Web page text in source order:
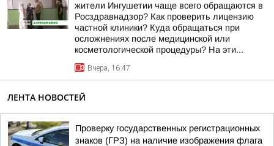
жители Ингушетии чаще всего обращаются в
Росздравнадзор? Как проверить лицензию
частной клиники? Куда обращаться при
осложнениях после медицинской или
косметологической процедуры? На эти...
Вчера, 16:47
ЛЕНТА НОВОСТЕЙ
Проверку государственных регистрационных
знаков (ГРЗ) на наличие изображения флага